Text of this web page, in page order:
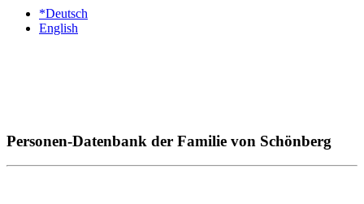
*Deutsch
English
Personen-Datenbank der Familie von Schönberg